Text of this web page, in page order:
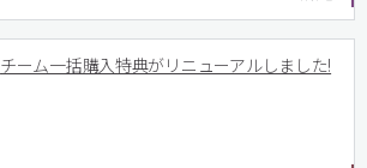
チーム一括購入特典がリニューアルしました!